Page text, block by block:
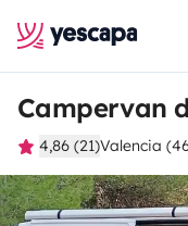
Campervan
4,86 (21)Valencia